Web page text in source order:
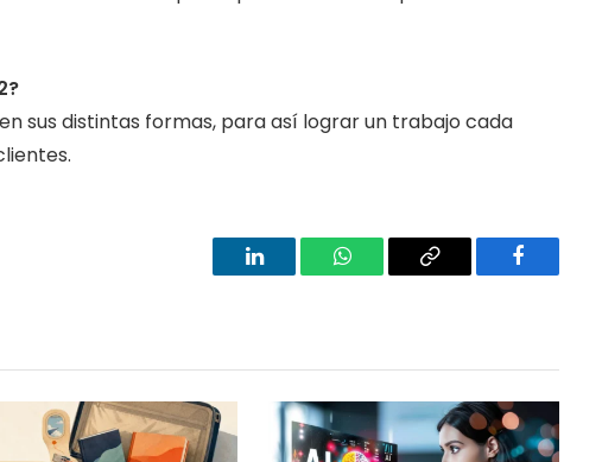
sus distintas formas, para así lograr un trabajo cada
LinkedIn WhatsAppCopy
Facebook